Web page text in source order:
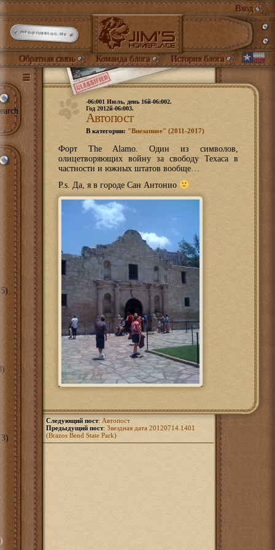
Вход
INFO@JIMBLOG.ME
Обратная связь Команда блога История блога
-06:001 Июль, день 16й-06:002.
Год 2012й-06:003.
Автопост
В категории: "Внезапное" (2011-2017)
Форт The Alamo. Один из символов,
олицетворяющих войну за свободу Техаса в
частности и южных штатов вообще…
P.s. Да, я в городе Сан Антонио
Следующий пост: Автопост
Предыдущий пост: Звездная дата 20120714.1401
(Brazos Bend State Park)